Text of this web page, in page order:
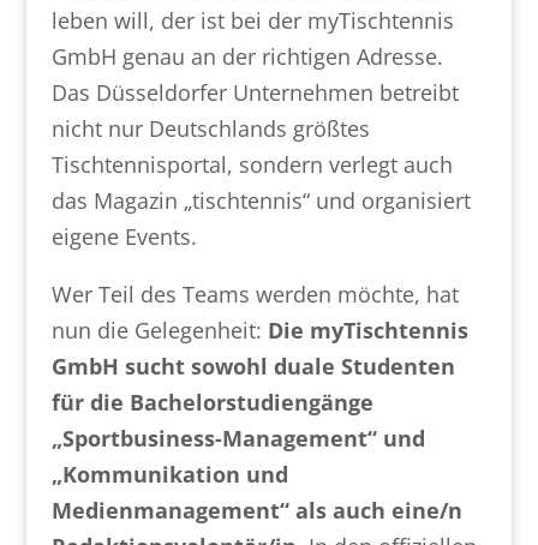
leben will, der ist bei der myTischtennis
GmbH genau an der richtigen Adresse.
Das Düsseldorfer Unternehmen betreibt
nicht nur Deutschlands größtes
Tischtennisportal, sondern verlegt auch
das Magazin „tischtennis“ und organisiert
eigene Events.
Wer Teil des Teams werden möchte, hat
nun die Gelegenheit: Die myTischtennis
GmbH sucht sowohl duale Studenten
für die Bachelorstudiengänge
„Sportbusiness-Management“ und
„Kommunikation und
Medienmanagement“ als auch eine/n